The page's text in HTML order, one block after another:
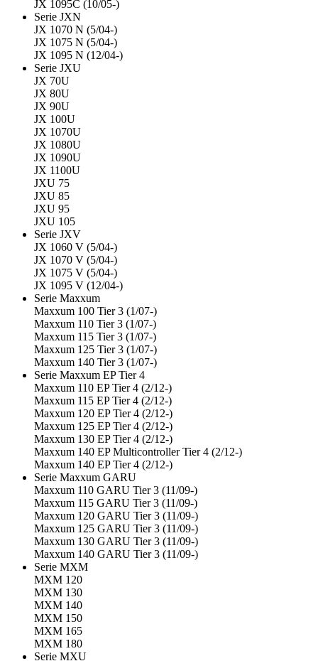
JX 1095C (10/05-)
Serie JXN
JX 1070 N (5/04-)
JX 1075 N (5/04-)
JX 1095 N (12/04-)
Serie JXU
JX 70U
JX 80U
JX 90U
JX 100U
JX 1070U
JX 1080U
JX 1090U
JX 1100U
JXU 75
JXU 85
JXU 95
JXU 105
Serie JXV
JX 1060 V (5/04-)
JX 1070 V (5/04-)
JX 1075 V (5/04-)
JX 1095 V (12/04-)
Serie Maxxum
Maxxum 100 Tier 3 (1/07-)
Maxxum 110 Tier 3 (1/07-)
Maxxum 115 Tier 3 (1/07-)
Maxxum 125 Tier 3 (1/07-)
Maxxum 140 Tier 3 (1/07-)
Serie Maxxum EP Tier 4
Maxxum 110 EP Tier 4 (2/12-)
Maxxum 115 EP Tier 4 (2/12-)
Maxxum 120 EP Tier 4 (2/12-)
Maxxum 125 EP Tier 4 (2/12-)
Maxxum 130 EP Tier 4 (2/12-)
Maxxum 140 EP Multicontroller Tier 4 (2/12-)
Maxxum 140 EP Tier 4 (2/12-)
Serie Maxxum GARU
Maxxum 110 GARU Tier 3 (11/09-)
Maxxum 115 GARU Tier 3 (11/09-)
Maxxum 120 GARU Tier 3 (11/09-)
Maxxum 125 GARU Tier 3 (11/09-)
Maxxum 130 GARU Tier 3 (11/09-)
Maxxum 140 GARU Tier 3 (11/09-)
Serie MXM
MXM 120
MXM 130
MXM 140
MXM 150
MXM 165
MXM 180
Serie MXU